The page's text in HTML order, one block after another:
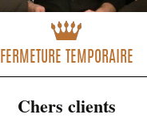
FERMETURE TEMPORAIRE
Chers clients